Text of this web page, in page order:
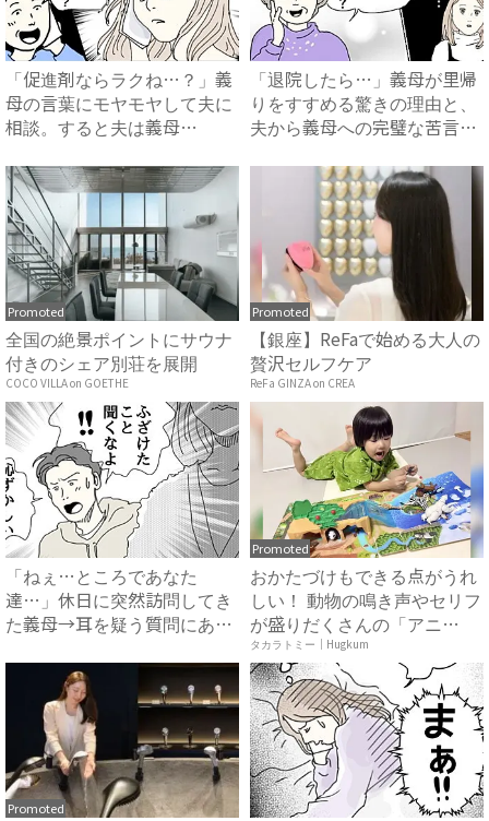
「促進剤ならラクね…？」義
母の言葉にモヤモヤして夫に
相談。すると夫は義母
「退院したら…」義母が里帰
りをすすめる驚きの理由と、
夫から義母への完璧な苦言
Promoted
全国の絶景ポイントにサウナ
付きのシェア別荘を展開
COCO VILLA on GOETHE
Promoted
【銀座】ReFaで始める大人の
贅沢セルフケア
ReFa GINZA on CREA
「ねぇ…ところであなた
達…」休日に突然訪問してき
た義母→耳を疑う質問にあ
Promoted
おかたづけもできる点がうれ
しい！ 動物の鳴き声やセリフ
が盛りだくさんの「アニ
ア ...
タカラトミー｜Hugkum
Promoted